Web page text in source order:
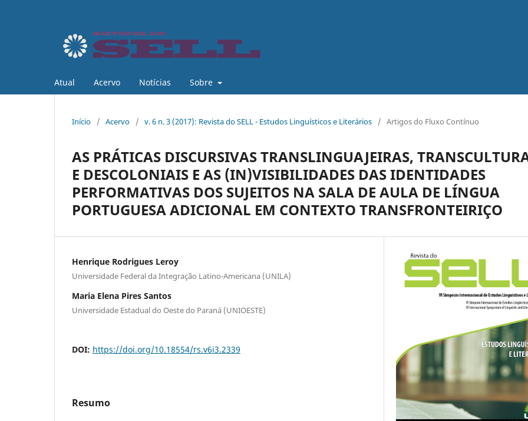
Atual Acervo Notícias Sobre
Início / Acervo / v. 6 n. 3 (2017): Revista do SELL - Estudos Linguísticos e Literários / Artigos do Fluxo Contínuo
AS PRÁTICAS DISCURSIVAS TRANSLINGUAJEIRAS,
E DESCOLONIAIS E AS (IN)VISIBILIDADES DAS IDENTIDADES
PERFORMATIVAS DOS SUJEITOS NA SALA DE AULA DE LÍNGUA
PORTUGUESA ADICIONAL EM CONTEXTO TRANSFRONTEIRIÇO
Henrique Rodrigues Leroy
Universidade Federal da Integração Latino-Americana (UNILA)
Maria Elena Pires Santos
Universidade Estadual do Oeste do Paraná (UNIOESTE)
DOI: https://doi.org/10.18554/rs.v6i3.2339
Resumo